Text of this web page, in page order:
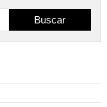
Buscar